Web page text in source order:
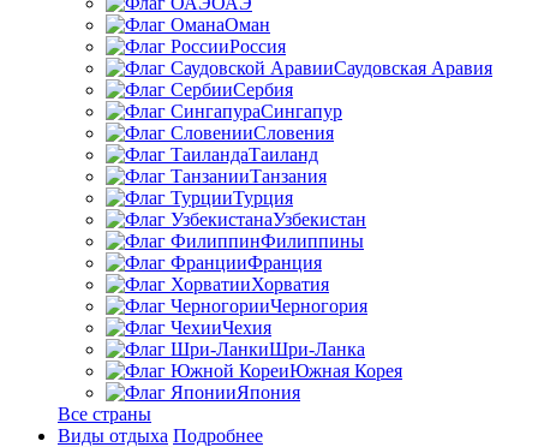
Оман
Россия
Саудовская Аравия
Сербия
Сингапур
Словения
Таиланд
Танзания
Турция
Узбекистан
Филиппины
Франция
Хорватия
Черногория
Чехия
Шри-Ланка
Южная Корея
Япония
Все страны
Виды отдыха Подробнее